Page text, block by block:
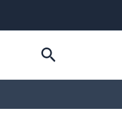
Suchen